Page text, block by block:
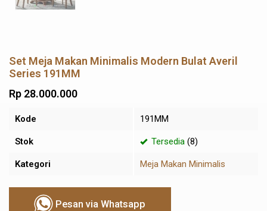
Set Meja Makan Minimalis Modern Bulat Averil
Series 191MM
Rp 28.000.000
Kode 191MM
Stok Tersedia (8)
Kategori Meja Makan Minimalis
Pesan via Whatsapp